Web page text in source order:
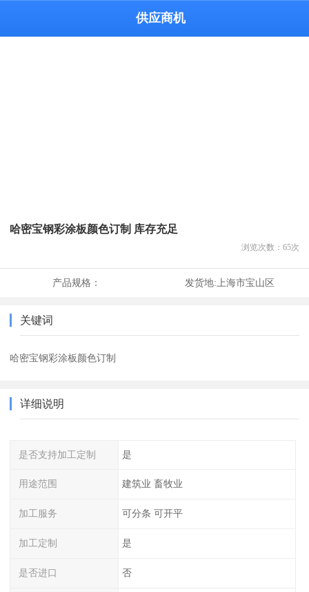
供应商机
哈密宝钢彩涂板颜色订制 库存充足
浏览次数： 65次
产品规格： 发货地:上海市宝山区
关键词
哈密宝钢彩涂板颜色订制
详细说明
是否支持加工定制 是
用途范围 建筑业 畜牧业
加工服务 可分条 可开平
加工定制 是
是否进口 否